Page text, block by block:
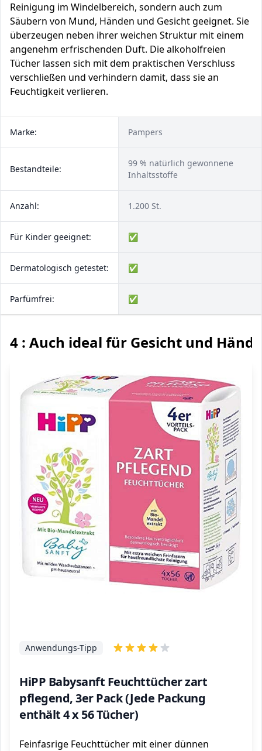
Reinigung im Windelbereich, sondern auch zum
Säubern von Mund, Händen und Gesicht geeignet. Sie
überzeugen neben ihrer weichen Struktur mit einem
angenehm erfrischenden Duft. Die alkoholfreien
Tücher lassen sich mit dem praktischen Verschluss
verschließen und verhindern damit, dass sie an
Feuchtigkeit verlieren.
Marke: Pampers
Bestandteile:
99 % natürlich gewonnene
Inhaltsstoffe
Anzahl: 1.200 St.
Für Kinder geeignet: ✅
Dermatologisch getestet: ✅
Parfümfrei: ✅
4 : Auch ideal für Gesicht und Hände
HiPP Babysanft Feuchttücher zart
pflegend, 3er Pack (Jede Packung
enthält 4 x 56 Tücher)
Anwendungs-Tipp
Feinfasrige Feuchttücher mit einer dünnen